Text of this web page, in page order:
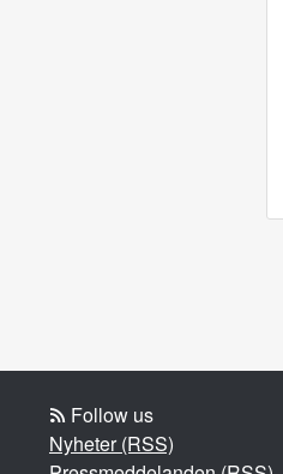
Follow us
Nyheter (RSS)